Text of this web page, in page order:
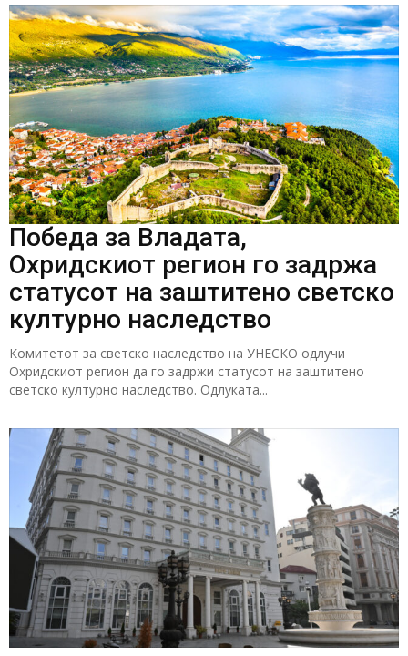
Победа за Владата,
Охридскиот регион го задржа
статусот на заштитено светско
културно наследство
Комитетот за светско наследство на УНЕСКО одлучи
Охридскиот регион да го задржи статусот на заштитено
светско културно наследство. Одлуката...